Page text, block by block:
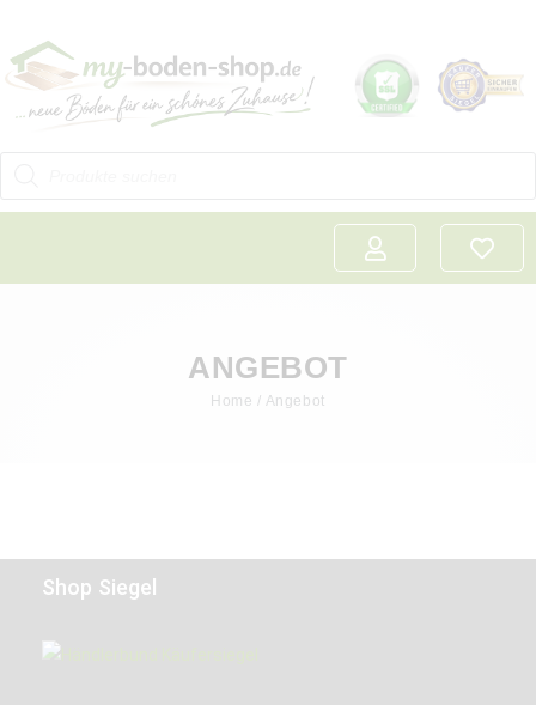
ANGEBOT
Home / Angebot
Shop Siegel